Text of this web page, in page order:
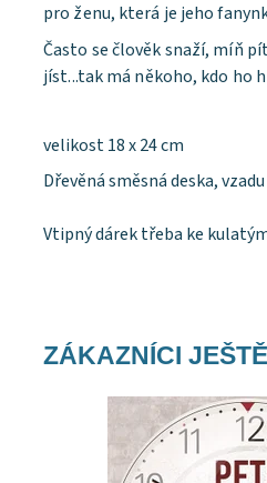
pro ženu, která je jeho
Často se člověk snaží, míň
jíst...tak má někoho, kdo ho
velikost 18 x 24 cm
Dřevěná směsná deska,
Vtipný dárek třeba ke
ZÁKAZNÍCI
Dostupnost: Skladem